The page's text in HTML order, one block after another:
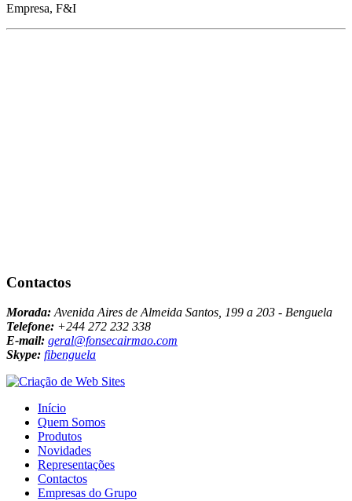
Empresa, F&I
Contactos
Morada: Avenida Aires de Almeida Santos, 199 a 203 - Benguela
Telefone: +244 272 232 338
E-mail: geral@fonsecairmao.com
Skype: fibenguela
Início
Quem Somos
Produtos
Novidades
Representações
Contactos
Empresas do Grupo